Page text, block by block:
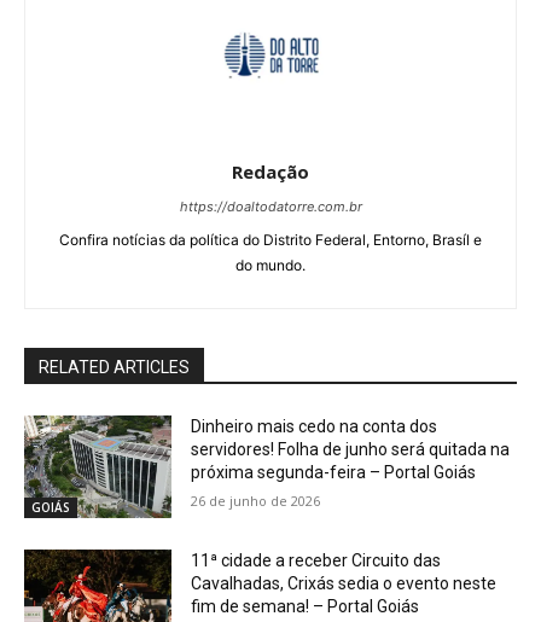
Redação
https://doaltodatorre.com.br
Confira notícias da política do Distrito Federal, Entorno, Brasíl e
do mundo.
RELATED ARTICLES
GOIÁS
Dinheiro mais cedo na conta dos
servidores! Folha de junho será quitada na
próxima segunda-feira – Portal Goiás
26 de junho de 2026
11ª cidade a receber Circuito das
Cavalhadas, Crixás sedia o evento neste
fim de semana! – Portal Goiás